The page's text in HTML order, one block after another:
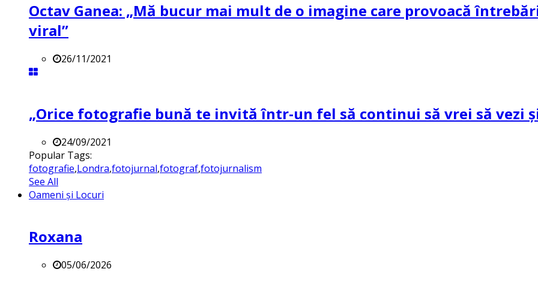
Octav Ganea: „Mă bucur mai mult de o imagine care provoacă
viral”
26/11/2021
„Orice fotografie bună te invită într-un fel să continui să vrei să vezi
24/09/2021
Popular Tags:
fotografie,Londra,fotojurnal,fotograf,fotojurnalism
See All
Oameni și Locuri
Roxana
05/06/2026